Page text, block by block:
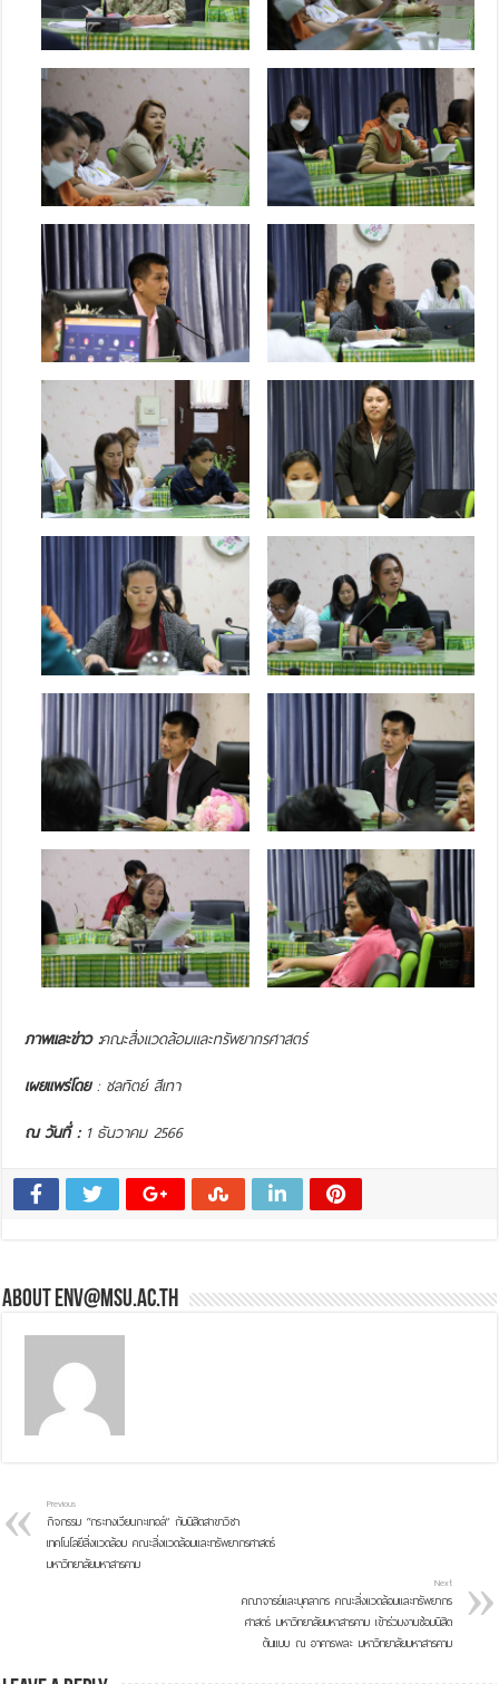
ภาพและข่าว :คณะสิ่งแวดล้อมและทรัพยากรศาสตร์
เผยแพร่โดย: ชลทิตย์ สีเทา
ณ วันที่ :1 ธันวาคม 2566
About env@msu.ac.th
Previous
กิจกรรม “กระทงเวียนกะเทอล์” กับนิสิตสาขาวิชา
เทคโนโลยีสิ่งแวดล้อม คณะสิ่งแวดล้อมและทรัพยากรศาสตร์
มหาวิทยาลัยมหาสารคาม
Next
คณาจารย์เเละบุคลากร คณะสิ่งแวดล้อมและทรัพยากร
ศาสตร์ มหาวิทยาลัยมหาสารคาม เข้าร่วมงานซ้อมนิสิต
ต้นแบบ ณ อาคารพละ มหาวิทยาลัยมหาสารคาม